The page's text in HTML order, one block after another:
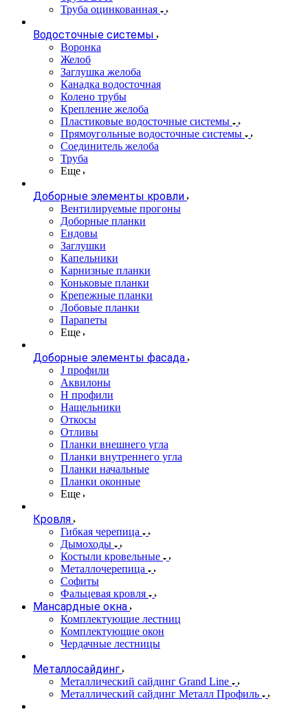
Труба оцинкованная
Водосточные системы
Воронка
Желоб
Заглушка желоба
Канадка водосточная
Колено трубы
Крепление желоба
Пластиковые водосточные системы
Прямоугольные водосточные системы
Соединитель желоба
Труба
Еще
Доборные элементы кровли
Вентилируемые прогоны
Доборные планки
Ендовы
Заглушки
Капельники
Карнизные планки
Коньковые планки
Крепежные планки
Лобовые планки
Парапеты
Еще
Доборные элементы фасада
J профили
Аквилоны
Н профили
Нащельники
Откосы
Отливы
Планки внешнего угла
Планки внутреннего угла
Планки начальные
Планки оконные
Еще
Кровля
Гибкая черепица
Дымоходы
Костыли кровельные
Металлочерепица
Софиты
Фальцевая кровля
Мансардные окна
Комплектующие лестниц
Комплектующие окон
Чердачные лестницы
Металлосайдинг
Металлический сайдинг Grand Line
Металлический сайдинг Металл Профиль